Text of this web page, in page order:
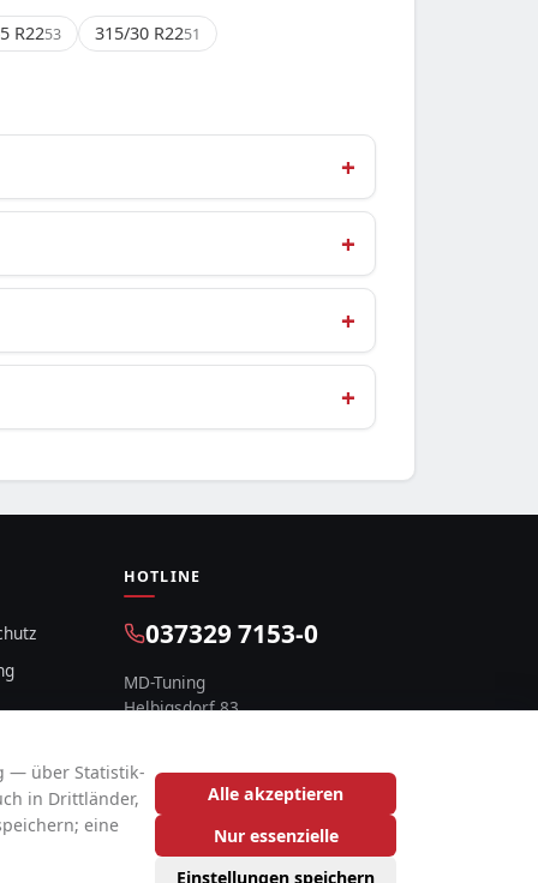
R2253 315/30 R2251
HOTLINE
037329 7153-0
MD-Tuning
Helbigsdorf 83
— über Statistik-
in Drittländer,
eine
Alle akzeptieren
Nur essenzielle
Einstellungen speichern